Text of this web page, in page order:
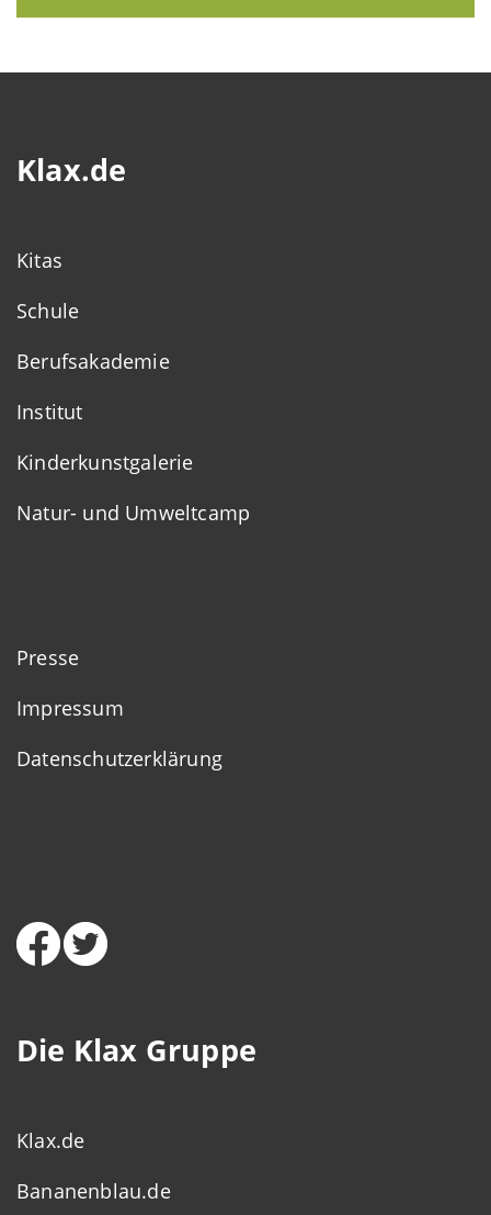
Klax.de
Kitas
Schule
Berufsakademie
Institut
Kinderkunstgalerie
Natur- und Umweltcamp
Presse
Impressum
Datenschutzerklärung
Die Klax Gruppe
Klax.de
Bananenblau.de